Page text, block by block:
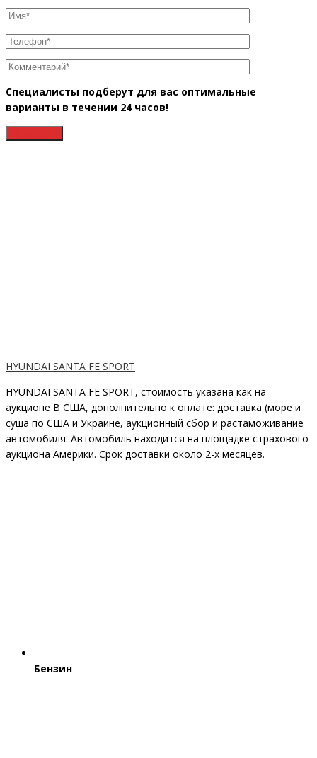
Специалисты подберут для вас оптимальные
варианты в течении 24 часов!
HYUNDAI SANTA FE SPORT
HYUNDAI SANTA FE SPORT, стоимость указана как на
аукционе В США, дополнительно к оплате: доставка (море и
суша по США и Украине, аукционный сбор и растаможивание
автомобиля. Автомобиль находится на площадке страхового
аукциона Америки. Срок доставки около 2-x месяцев.
Бензин